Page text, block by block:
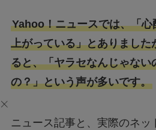
Yahoo！ニュースでは、「
上がっている」とありました
ると、「ヤラセなんじゃない
の？」という声が多いです。
ニュース記事と、実際のネッ